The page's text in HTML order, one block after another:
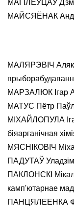
МАГІЛЕЎЦАЎ
МАЙСЯЁНАК
МАЛЯРЭВІЧ
МАРЗАЛЮК Ігар
МАТУС Пётр
МІХАЙЛОПУЛА
біяарганічная
МЯСНІКОВІЧ
ПАДУТАЎ
ПАКЛОНСКІ
камп'ютарнае
ПАНЦЯЛЕЕНКА